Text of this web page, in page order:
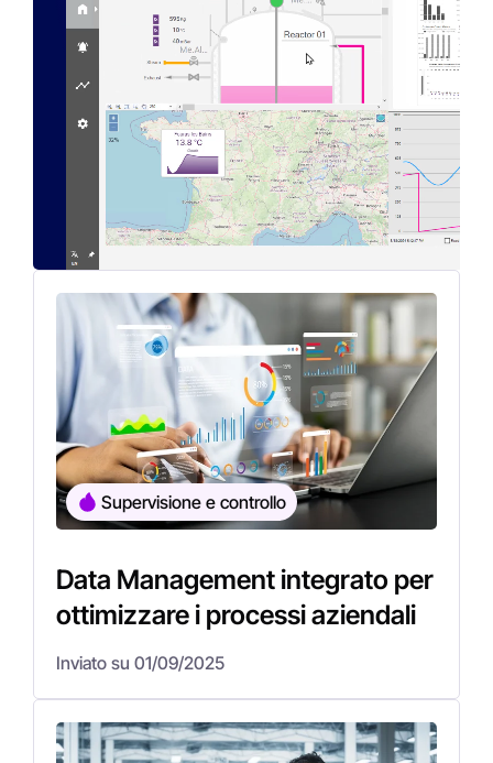
Supervisione e controllo
Data Management integrato per
ottimizzare i processi aziendali
Inviato su 01/09/2025